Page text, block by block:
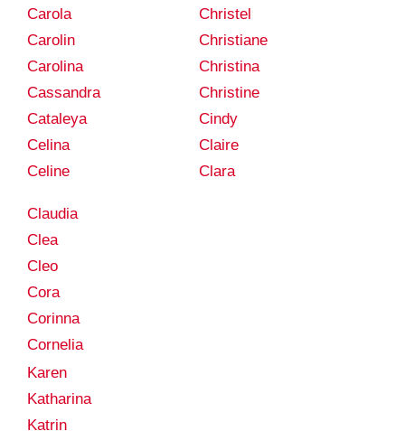
Carola
Carolin
Carolina
Cassandra
Cataleya
Celina
Celine
Christel
Christiane
Christina
Christine
Cindy
Claire
Clara
Claudia
Clea
Cleo
Cora
Corinna
Cornelia
Karen
Katharina
Katrin